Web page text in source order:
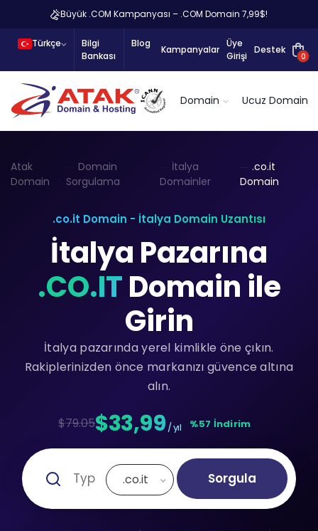
Büyük .COM Kampanyası – .COM Domain 7,99$!
Türkçe
Bilgi
Bankası
Blog
Kampanyalar
Üye
Girişi
Destek
0
Domain Ucuz Domain
Atak
Domain
Domain
Sorgulama
İtalya
Domainler
.co.it
Domain
.co.it Domain - İtalya Domain Uzantısı
İtalya Pazarına
.CO.ITDomain ile
Girin
İtalya pazarında yerel kimlikle öne çıkın.
Rakiplerinizden önce markanızı güvence altına
alın.
$79.05$33,99 / yıl %57 İndirim
.co.it Sorgula